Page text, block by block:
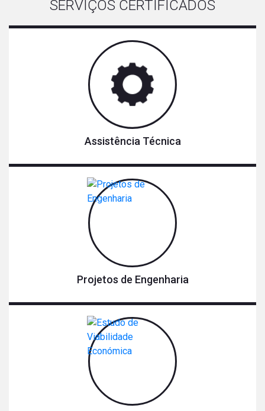
SERVIÇOS CERTIFICADOS
Assistência Técnica
Projetos de Engenharia